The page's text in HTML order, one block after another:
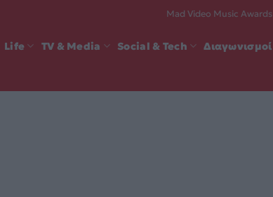
Mad Video Music Awards
Life TV & Media Social & Tech Διαγωνισμοί